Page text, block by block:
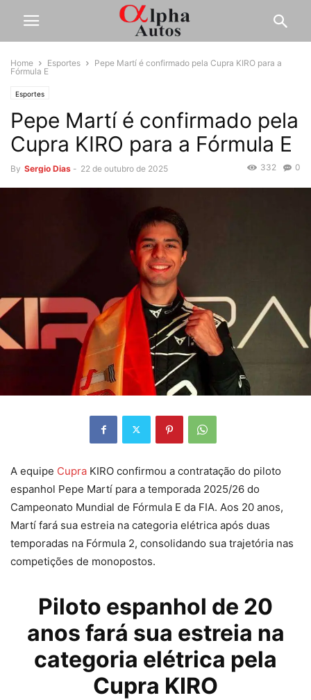
Home Esportes
Pepe Martí é confirmado pela Cupra KIRO para a
Fórmula E
Esportes
Pepe Martí é confirmado pela
Cupra KIRO para a Fórmula E
By Sergio Dias - 22 de outubro de 2025 0
332
A equipe Cupra KIRO confirmou a contratação do piloto
espanhol Pepe Martí para a temporada 2025/26 do
Campeonato Mundial de Fórmula E da FIA. Aos 20 anos,
Martí fará sua estreia na categoria elétrica após duas
temporadas na Fórmula 2, consolidando sua trajetória nas
competições de monopostos.
Piloto espanhol de 20
anos fará sua estreia na
categoria elétrica pela
Cupra KIRO